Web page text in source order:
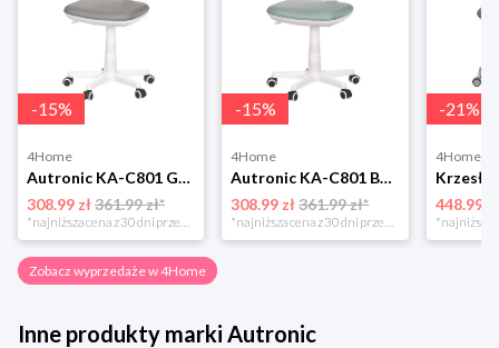
-15%
4Home
Autronic KA-C801 GREY Krzesło biurowe
308.99 zł361.99 zł*
-15%
4Home
Autronic KA-C801 BLUE Krzesło biurowe
308.99 zł 361.99 zł*
-21%
4Home
448.99 zł
Zobacz wyprzedaże w 4Home
Inne produkty marki Autronic